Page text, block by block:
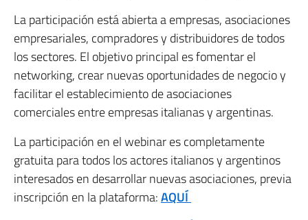
La participación está abierta a empresas, asociaciones
empresariales, compradores y distribuidores de todos
los sectores. El objetivo principal es fomentar el
networking, crear nuevas oportunidades de negocio y
facilitar el establecimiento de asociaciones
comerciales entre empresas italianas y argentinas.
La participación en el webinar es completamente
gratuita para todos los actores italianos y argentinos
interesados en desarrollar nuevas asociaciones, previa
inscripción en la plataforma:AQUÍ